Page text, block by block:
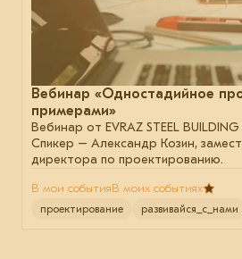
Вебинар «Одностадийное
примерами»
Вебинар от EVRAZ STEEL
Спикер – Александр Козин,
директора по проектированию.
В мои событияВ моих событиях
проектирование развивайся_с_нами